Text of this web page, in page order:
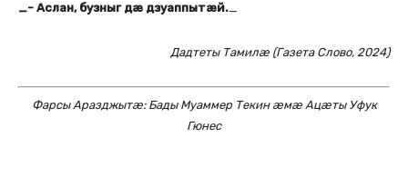
_- Аслан, бузныг дæ дзуаппытæй._
Дадтеты Тамилæ (Газета Слово, 2024)
Фарсы Аразджытæ: Бады Муаммер Текин æмæ Ацæты Уфук
Гюнес